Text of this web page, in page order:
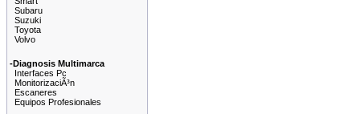
Subaru
Suzuki
Toyota
Volvo
-Diagnosis Multimarca
Interfaces Pc
MonitorizaciÃ³n
Escaneres
Equipos Profesionales